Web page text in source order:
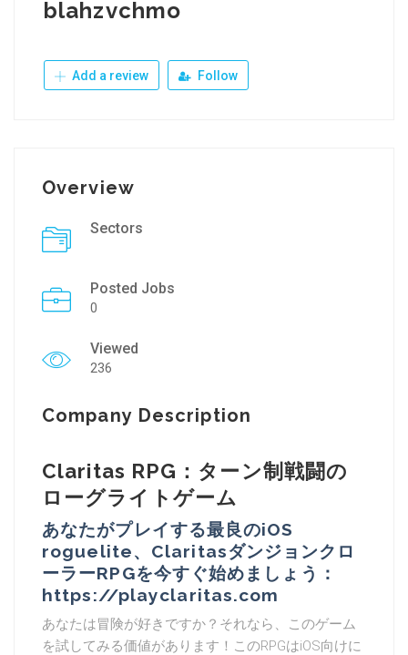
blahzvchmo
Add a review Follow
Overview
Sectors
Posted Jobs
0
Viewed
236
Company Description
Claritas RPG：ターン制戦闘の
ローグライトゲーム
あなたがプレイする最良のiOS
roguelite、Claritasダンジョンクロ
ーラーRPGを今すぐ始めましょう：
https://playclaritas.com
あなたは冒険が好きですか？それなら、このゲーム
を試してみる価値があります！このRPGはiOS向けに